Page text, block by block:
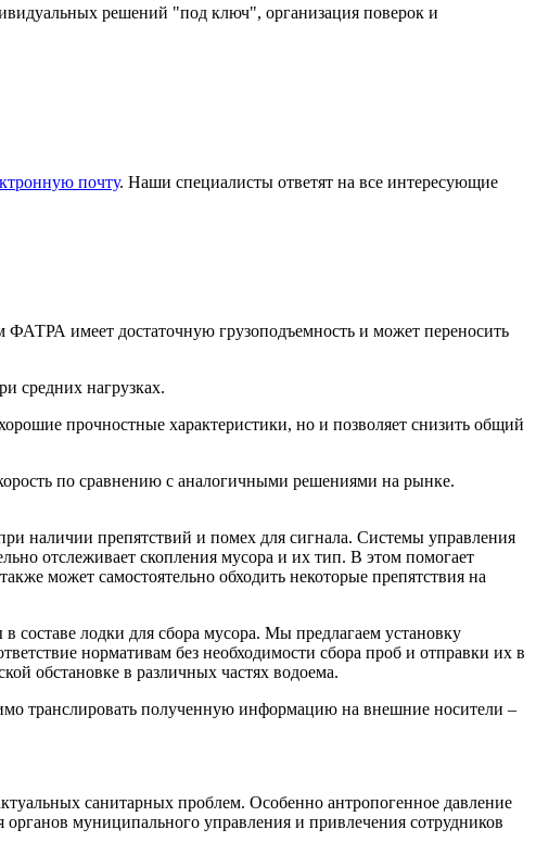
решений "под ключ", организация поверок и
почту. Наши специалисты ответят на все интересующие
ФАТРА имеет достаточную грузоподъемность и может переносить
средних нагрузках.
прочностные характеристики, но и позволяет снизить общий
по сравнению с аналогичными решениями на рынке.
наличии препятствий и помех для сигнала. Системы управления
отслеживает скопления мусора и их тип. В этом помогает
может самостоятельно обходить некоторые препятствия на
составе лодки для сбора мусора. Мы предлагаем установку
нормативам без необходимости сбора проб и отправки их в
обстановке в различных частях водоема.
транслировать полученную информацию на внешние носители –
санитарных проблем. Особенно антропогенное давление
муниципального управления и привлечения сотрудников